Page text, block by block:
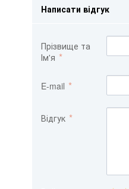
Написати відгук
Прізвище та
Ім'я
E-mail
Відгук